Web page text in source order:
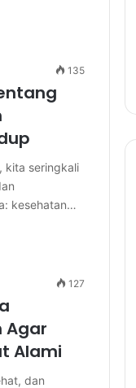
135
kita seringkali
kesehatan…
127
Agar
Alami
dan